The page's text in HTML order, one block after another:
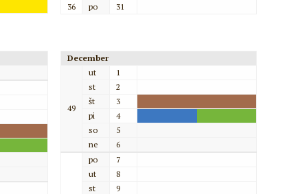
36
po 31
December
49
ut
1
st
2
št
3
pi
4
so
5
ne
6
po
7
ut
8
st
9